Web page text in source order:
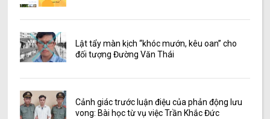
Lật tẩy màn kịch “khóc mướn, kêu oan” cho
đối tượng Đường Văn Thái
Cảnh giác trước luận điệu của phản động lưu
vong: Bài học từ vụ việc Trần Khắc Đức